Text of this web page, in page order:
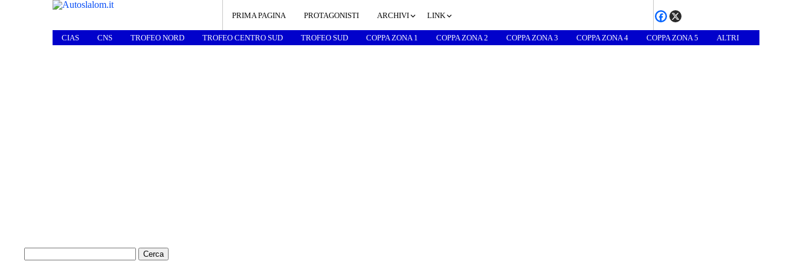
PRIMA PAGINA PROTAGONISTI ARCHIVI LINK
CIAS CNS TROFEO NORD TROFEO CENTRO SUD TROFEO SUD COPPA ZONA 1 COPPA ZONA 2 COPPA ZONA 3 COPPA ZONA 4 COPPA ZONA 5 ALTRI